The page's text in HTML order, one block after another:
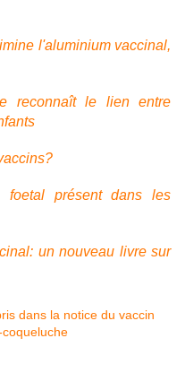
l'aluminium vaccinal,
reconnaît le lien entre
présent dans les
un nouveau livre sur